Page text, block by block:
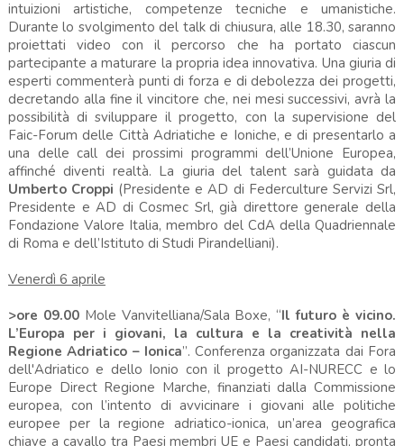
intuizioni artistiche, competenze tecniche e umanistiche.
Durante lo svolgimento del talk di chiusura, alle 18.30, saranno
proiettati video con il percorso che ha portato ciascun
partecipante a maturare la propria idea innovativa. Una giuria di
esperti commenterà punti di forza e di debolezza dei progetti,
decretando alla fine il vincitore che, nei mesi successivi, avrà la
possibilità di sviluppare il progetto, con la supervisione del
Faic-Forum delle Città Adriatiche e Ioniche, e di presentarlo a
una delle call dei prossimi programmi dell’Unione Europea,
affinché diventi realtà. La giuria del talent sarà guidata da
Umberto Croppi (Presidente e AD di Federculture Servizi Srl,
Presidente e AD di Cosmec Srl, già direttore generale della
Fondazione Valore Italia, membro del CdA della Quadriennale
di Roma e dell’Istituto di Studi Pirandelliani).
Venerdì 6 aprile
>ore 09.00Mole Vanvitelliana/Sala Boxe, “Il futuro è vicino.
L’Europa per i giovani, la cultura e la creatività nella
Regione Adriatico – Ionica”. Conferenza organizzata dai Fora
dell'Adriatico e dello Ionio con il progetto AI-NURECC e lo
Europe Direct Regione Marche, finanziati dalla Commissione
europea, con l’intento di avvicinare i giovani alle politiche
europee per la regione adriatico-ionica, un’area geografica
chiave a cavallo tra Paesi membri UE e Paesi candidati, pronta